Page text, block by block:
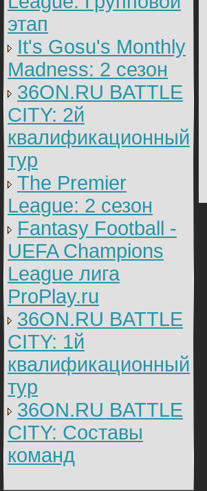
этап
It's Gosu's Monthly
Madness: 2 сезон
36ON.RU BATTLE
CITY: 2й
квалификационный
тур
The Premier
League: 2 cезон
Fantasy Football -
UEFA Champions
League лига
ProPlay.ru
36ON.RU BATTLE
CITY: 1й
квалификационный
тур
36ON.RU BATTLE
CITY: Составы
команд